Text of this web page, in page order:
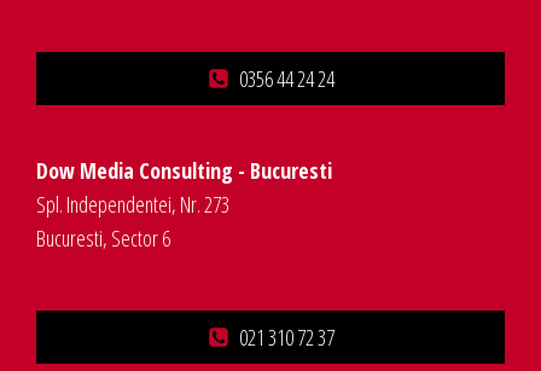
0356 44 24 24
Dow Media Consulting - Bucuresti
Spl. Independentei, Nr. 273
Bucuresti, Sector 6
021 310 72 37